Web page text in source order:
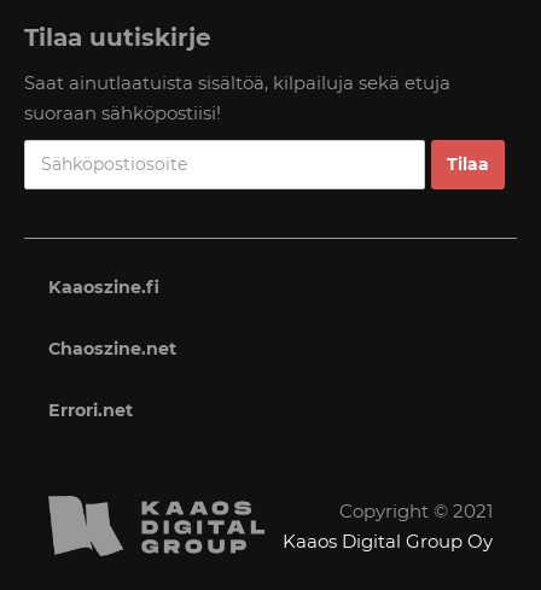
Tilaa uutiskirje
Saat ainutlaatuista sisältöä, kilpailuja sekä etuja
suoraan sähköpostiisi!
Kaaoszine.fi
Chaoszine.net
Errori.net
Copyright © 2021
Kaaos Digital Group Oy